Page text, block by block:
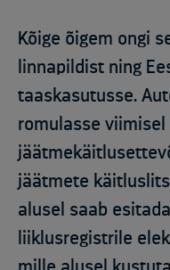
Kõige õigem ongi
linnapildist ning
taaskasutusse.
romulasse
jäätmete
alusel saab
liiklusregistrile